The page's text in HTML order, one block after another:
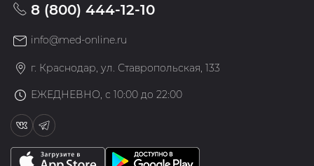
8 (800) 444-12-10
info@med-online.ru
г. Краснодар, ул. Ставропольская, 133
ЕЖЕДНЕВНО, с 10:00 до 22:00